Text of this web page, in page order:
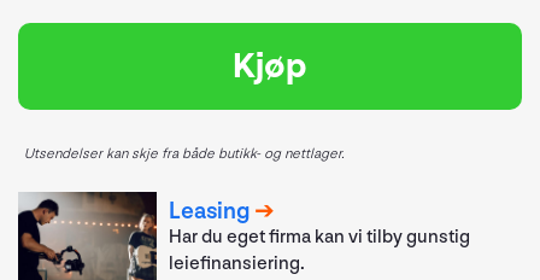
Kjøp
Utsendelser kan skje fra både butikk- og nettlager.
Leasing
Har du eget firma kan vi tilby gunstig
leiefinansiering.